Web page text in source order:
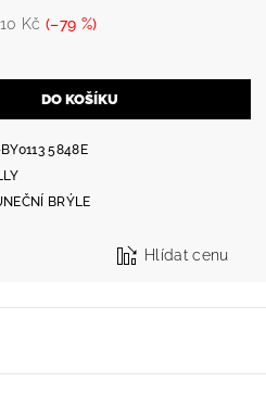
Kč (–79 %)
5848E
BRÝLE
Hlídat cenu